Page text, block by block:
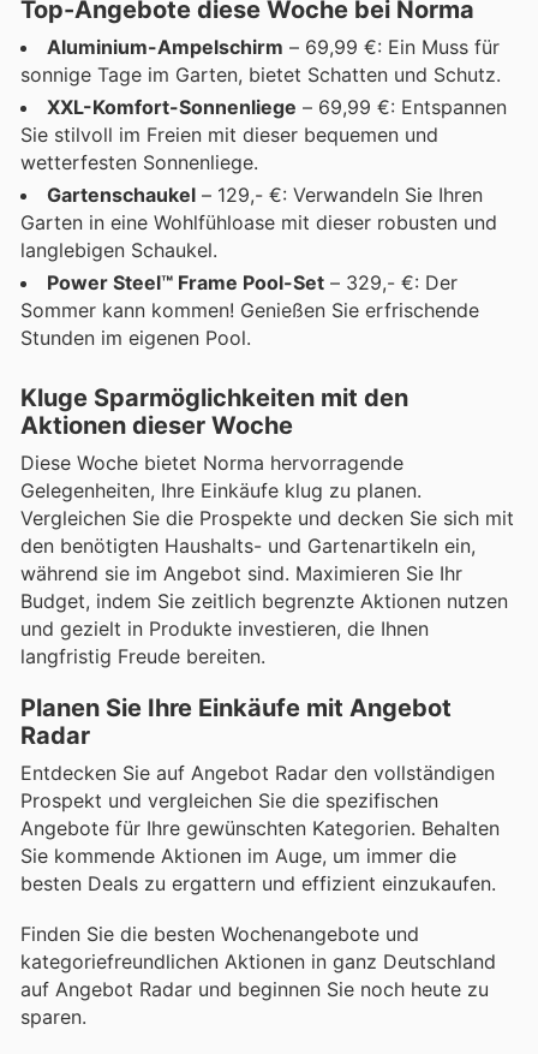
Top-Angebote diese Woche bei Norma
Aluminium-Ampelschirm – 69,99 €: Ein Muss für
sonnige Tage im Garten, bietet Schatten und Schutz.
XXL-Komfort-Sonnenliege – 69,99 €: Entspannen
Sie stilvoll im Freien mit dieser bequemen und
wetterfesten Sonnenliege.
Gartenschaukel – 129,- €: Verwandeln Sie Ihren
Garten in eine Wohlfühloase mit dieser robusten und
langlebigen Schaukel.
Power Steel™ Frame Pool-Set – 329,- €: Der
Sommer kann kommen! Genießen Sie erfrischende
Stunden im eigenen Pool.
Kluge Sparmöglichkeiten mit den
Aktionen dieser Woche
Diese Woche bietet Norma hervorragende
Gelegenheiten, Ihre Einkäufe klug zu planen.
Vergleichen Sie die Prospekte und decken Sie sich mit
den benötigten Haushalts- und Gartenartikeln ein,
während sie im Angebot sind. Maximieren Sie Ihr
Budget, indem Sie zeitlich begrenzte Aktionen nutzen
und gezielt in Produkte investieren, die Ihnen
langfristig Freude bereiten.
Planen Sie Ihre Einkäufe mit Angebot
Radar
Entdecken Sie auf Angebot Radar den vollständigen
Prospekt und vergleichen Sie die spezifischen
Angebote für Ihre gewünschten Kategorien. Behalten
Sie kommende Aktionen im Auge, um immer die
besten Deals zu ergattern und effizient einzukaufen.
Finden Sie die besten Wochenangebote und
kategoriefreundlichen Aktionen in ganz Deutschland
auf Angebot Radar und beginnen Sie noch heute zu
sparen.